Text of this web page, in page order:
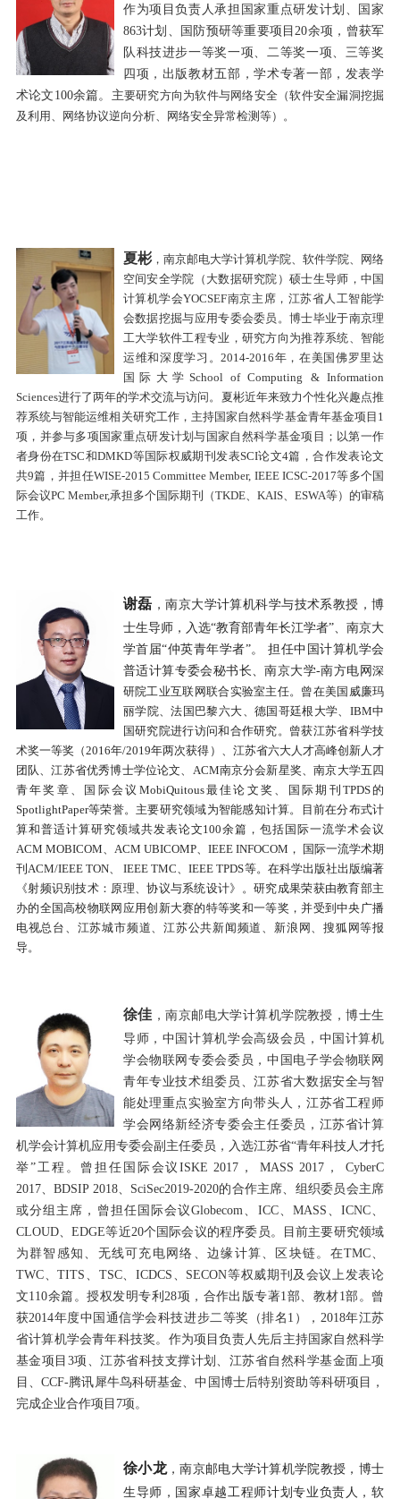
作为项目负责人承担国家重点研发计划、国家
863计划、国防预研等重要项目 20余项，曾获军
队科技进步一等奖一项、二等奖一项、三等奖
四项，出版教材五部，学术专著一部，发表学
术论文 100余篇。主要研究方向为软件与网络安全（软件安全漏洞挖掘
及利用、网络协议逆向分析、网络安全异常检测等）。
夏彬，南京邮电大学计算机学院、软件学院、网络
空间安全学院（大数据研究院）硕士生导师，中国
计算机学会YOCSEF南京主席，江苏省人工智能学
会数据挖掘与应用专委会委员。博士毕业于南京理
工大学软件工程专业，研究方向为推荐系统、智能
运维和深度学习。2014-2016年，在美国佛罗里达
国际大学 School of Computing & Information
Sciences进行了两年的学术交流与访问。夏彬近年来致力个性化兴趣点推
荐系统与智能运维相关研究工作，主持国家自然科学基金青年基金项目 1
项，并参与多项国家重点研发计划与国家自然科学基金项目；以第一作
者身份在TSC和DMKD等国际权威期刊发表SCI论文4篇，合作发表论文
共9篇，并担任WISE-2015 Committee Member, IEEE ICSC-2017等多个国
际会议PC Member,承担多个国际期刊（TKDE、 KAIS、 ESWA等）的审稿
工作。
谢磊 ，南京大学计算机科学与技术系教授，博
士生导师，入选“教育部青年长江学者”、南京大
学首届“仲英青年学者”。 担任中国计算机学会
普适计算专委会秘书长、南京大学-南方电网深
研院工业互联网联合实验室主任。曾在美国威廉玛
丽学院、法国巴黎六大、德国哥廷根大学、 IBM中
国研究院进行访问和合作研究。曾获江苏省科学技
术奖一等奖（2016年/2019年两次获得）、江苏省六大人才高峰创新人才
团队、江苏省优秀博士学位论文、 ACM南京分会新星奖、南京大学五四
青年奖章、国际会议 MobiQuitous最佳论文奖、国际期刊 TPDS的
SpotlightPaper等荣誉。主要研究领域为智能感知计算。目前在分布式计
算和普适计算研究领域共发表论文100余篇，包括国际一流学术会议
ACM MOBICOM
ACM UBICOMP、 IEEE INFOCOM ， 国际一流学术期
刊ACM/IEEE TON 、IEEE TMC 、IEEE TPDS等。在科学出版社出版编著
《射频识别技术：原理、协议与系统设计》。研究成果荣获由教育部主
办的全国高校物联网应用创新大赛的特等奖和一等奖，并受到中央广播
电视总台、江苏城市频道、江苏公共新闻频道、新浪网、搜狐网等报
导。
徐佳 ，南京邮电大学计算机学院教授，博士生
导师，中国计算机学会高级会员，中国计算机
学会物联网专委会委员，中国电子学会物联网
青年专业技术组委员、江苏省大数据安全与智
能处理重点实验室方向带头人，江苏省工程师
学会网络新经济专委会主任委员，江苏省计算
机学会计算机应用专委会副主任委员，入选江苏省“青年科技人才托
举”工程。曾担任国际会议ISKE 2017 ，MASS 2017 ，CyberC
2017、BDSIP 2018、 SciSec2019-2020的合作主席、组织委员会主席
或分组主席，曾担任国际会议Globecom ICC、 MASS ICNC、
CLOUD、EDGE等近20个国际会议的程序委员。目前主要研究领域
为群智感知、无线可充电网络、边缘计算、区块链。在TMC、
TWC、TITS TSC、 ICDCS SECON等权威期刊及会议上发表论
文110余篇。授权发明专利 28项，合作出版专著1 部、教材1部。曾
获2014年度中国通信学会科技进步二等奖（排名 1 ）， 2018年江苏
省计算机学会青年科技奖。作为项目负责人先后主持国家自然科学
基金项目 3项、江苏省科技支撑计划、江苏省自然科学基金面上项
目、CCF-腾讯犀牛鸟科研基金、中国博士后特别资助等科研项目，
完成企业合作项目 7项。
徐小龙，南京邮电大学计算机学院教授，博士
生导师，国家卓越工程师计划专业负责人，软